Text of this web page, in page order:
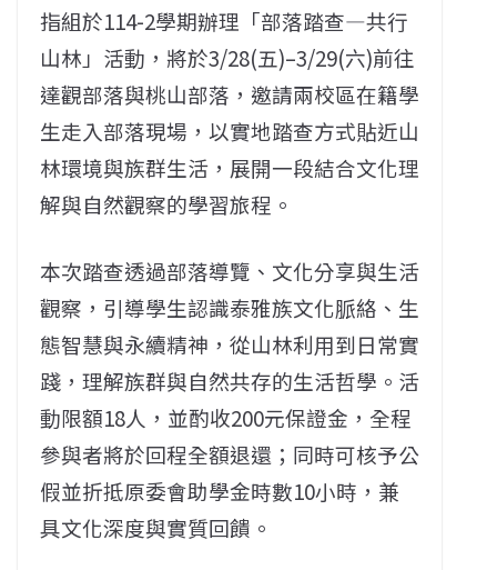
指組於114-2學期辦理「部落踏查—共行
山林」活動，將於3/28(五)–3/29(六)前往
達觀部落與桃山部落，邀請兩校區在籍學
生走入部落現場，以實地踏查方式貼近山
林環境與族群生活，展開一段結合文化理
解與自然觀察的學習旅程。
本次踏查透過部落導覽、文化分享與生活
觀察，引導學生認識泰雅族文化脈絡、生
態智慧與永續精神，從山林利用到日常實
踐，理解族群與自然共存的生活哲學。活
動限額18人，並酌收200元保證金，全程
參與者將於回程全額退還；同時可核予公
假並折抵原委會助學金時數10小時，兼
具文化深度與實質回饋。